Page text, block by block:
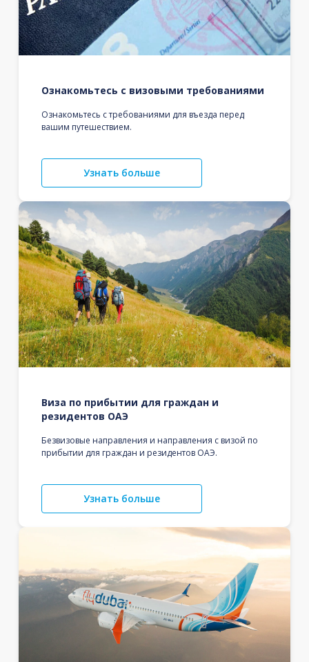
Ознакомьтесь с визовыми требованиями
Ознакомьтесь с требованиями для въезда перед
вашим путешествием.
Узнать больше
Виза по прибытии для граждан и
резидентов ОАЭ
Безвизовые направления и направления с визой по
прибытии для граждан и резидентов ОАЭ.
Узнать больше